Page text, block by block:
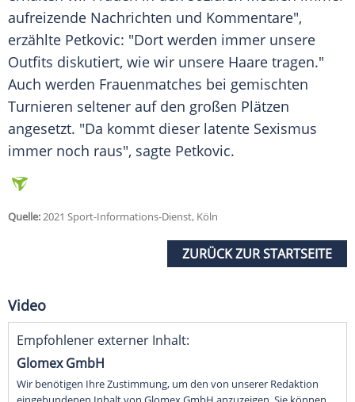
aufreizende Nachrichten und Kommentare",
erzählte Petkovic: "Dort werden immer unsere
Outfits diskutiert, wie wir unsere Haare tragen."
Auch werden Frauenmatches bei gemischten
Turnieren seltener auf den großen Plätzen
angesetzt. "Da kommt dieser latente Sexismus
immer noch raus", sagte Petkovic.
Quelle:2021 Sport-Informations-Dienst, Köln
ZURÜCK ZUR STARTSEITE
Video
Empfohlener externer Inhalt:
Glomex GmbH
Wir benötigen Ihre Zustimmung, um den von unserer Redaktion